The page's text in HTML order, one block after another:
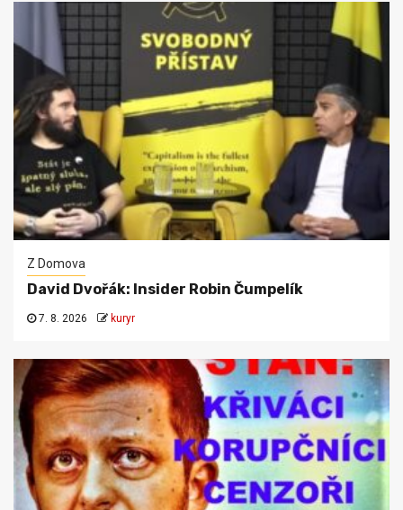
Z Domova
David Dvořák: Insider Robin Čumpelík
7. 8. 2026 kuryr